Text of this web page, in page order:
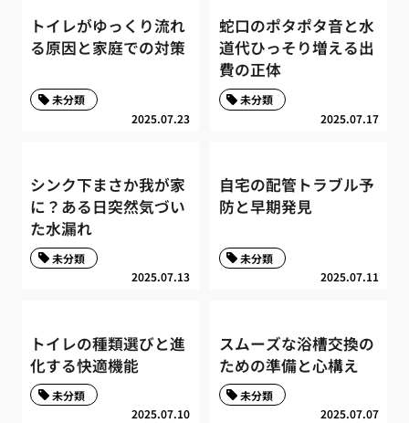
トイレがゆっくり流れ
る原因と家庭での対策
2025.07.23
未分類
蛇口のポタポタ音と水
道代ひっそり増える出
費の正体
2025.07.17
未分類
シンク下まさか我が家
に？ある日突然気づい
た水漏れ
2025.07.13
未分類
自宅の配管トラブル予
防と早期発見
2025.07.11
未分類
トイレの種類選びと進
化する快適機能
2025.07.10
未分類
スムーズな浴槽交換の
ための準備と心構え
2025.07.07
未分類